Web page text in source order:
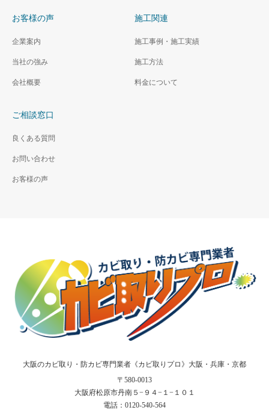
お客様の声
企業案内
当社の強み
会社概要
施工関連
施工事例・施工実績
施工方法
料金について
ご相談窓口
良くある質問
お問い合わせ
お客様の声
大阪のカビ取り・防カビ専門業者《カビ取りプロ》大阪・兵庫・京都
〒580-0013
大阪府松原市丹南５−９４−１−１０１
電話： 0120-540-564